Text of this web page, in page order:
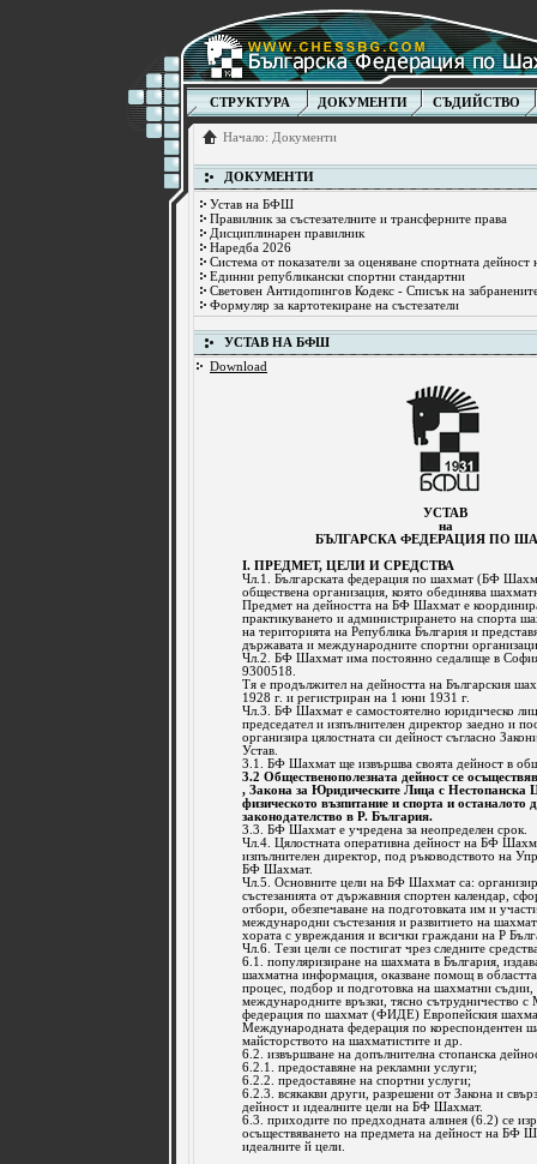
СТРУКТУРА ДОКУМЕНТИ СЪДИЙСТВО
Начало: Документи
ДОКУМЕНТИ
Устав на БФШ
Правилник за състезателните и трансферните права
Дисциплинарен правилник
Наредба 2026
Система от показатели за оценяване спортната
Единни републикански спортни стандартни
Световен Антидопингов Кодекс - Списък на
Формуляр за картотекиране на състезатели
УСТАВ НА БФШ
Download
УСТАВ
на
БЪЛГАРСКА ФЕДЕРАЦИЯ ПО
I. ПРЕДМЕТ, ЦЕЛИ И СРЕДСТВА
Чл.1. Българската федерация по шахмат (БФ
обществена организация, която обединява
Предмет на дейността на БФ Шахмат е
практикуването и администрирането на спорта
на територията на Република България и
държавата и международните спортни
Чл.2. БФ Шахмат има постоянно седалище в
9300518.
Тя е продължител на дейността на Българския
1928 г. и регистриран на 1 юни 1931 г.
Чл.3. БФ Шахмат е самостоятелно юридическо
председател и изпълнителен директор заедно и
организира цялостната си дейност съгласно
Устав.
3.1. БФ Шахмат ще извършва своята дейност в
3.2 Общественополезната дейност се
, Закона за Юридическите Лица с Нестопанска
физическото възпитание и спорта и останалото
законодателство в Р. България.
3.3. БФ Шахмат е учредена за неопределен срок.
Чл.4. Цялостната оперативна дейност на БФ
изпълнителен директор, под ръководството на
БФ Шахмат.
Чл.5. Основните цели на БФ Шахмат са:
състезанията от държавния спортен календар,
отбори, обезпечаване на подготовката им и
международни състезания и развитието на
хората с увреждания и всички граждани на Р
Чл.6. Тези цели се постигат чрез следните
6.1. популяризиране на шахмата в България,
шахматна информация, оказване помощ в
процес, подбор и подготовка на шахматни съдии,
международните връзки, тясно сътрудничество
федерация по шахмат (ФИДЕ) Европейския
Международната федерация по кореспондентен
майсторството на шахматистите и др.
6.2. извършване на допълнителна стопанска
6.2.1. предоставяне на рекламни услуги;
6.2.2. предоставяне на спортни услуги;
6.2.3. всякакви други, разрешени от Закона и
дейност и идеалните цели на БФ Шахмат.
6.3. приходите по предходната алинея (6.2) се
осъществяването на предмета на дейност на БФ
идеалните й цели.